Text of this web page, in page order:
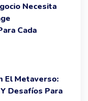
Necesita
Cada
El Metaverso:
Desafíos Para